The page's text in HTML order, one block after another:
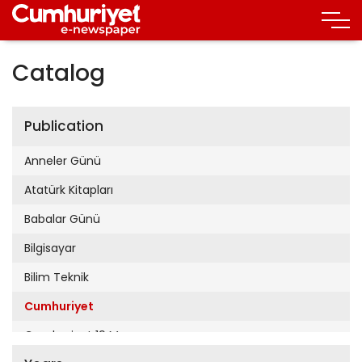
Catalog
Publication
Anneler Günü
Atatürk Kitapları
Babalar Günü
Bilgisayar
Bilim Teknik
Cumhuriyet
Cumhuriyet 19 Mayıs